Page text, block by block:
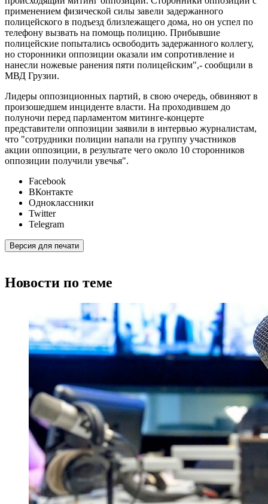
применением физической силы завели задержанного
полицейского в подъезд близлежащего дома, но он успел по
телефону вызвать на помощь полицию. Прибывшие
полицейские попытались освободить задержанного коллегу,
но сторонники оппозиции оказали им сопротивление и
нанесли ножевые ранения пяти полицейским",- сообщили в
МВД Грузии.
Лидеры оппозиционных партий, в свою очередь, обвиняют в
произошедшем инциденте власти. На проходившем до
полуночи перед парламентом митинге-концерте
представители оппозиции заявили в интервью журналистам,
что "сотрудники полиции напали на группу участников
акции оппозиции, в результате чего около 10 сторонников
оппозиции получили увечья".
Facebook
ВКонтакте
Одноклассники
Twitter
Telegram
Версия для печати
Новости по теме